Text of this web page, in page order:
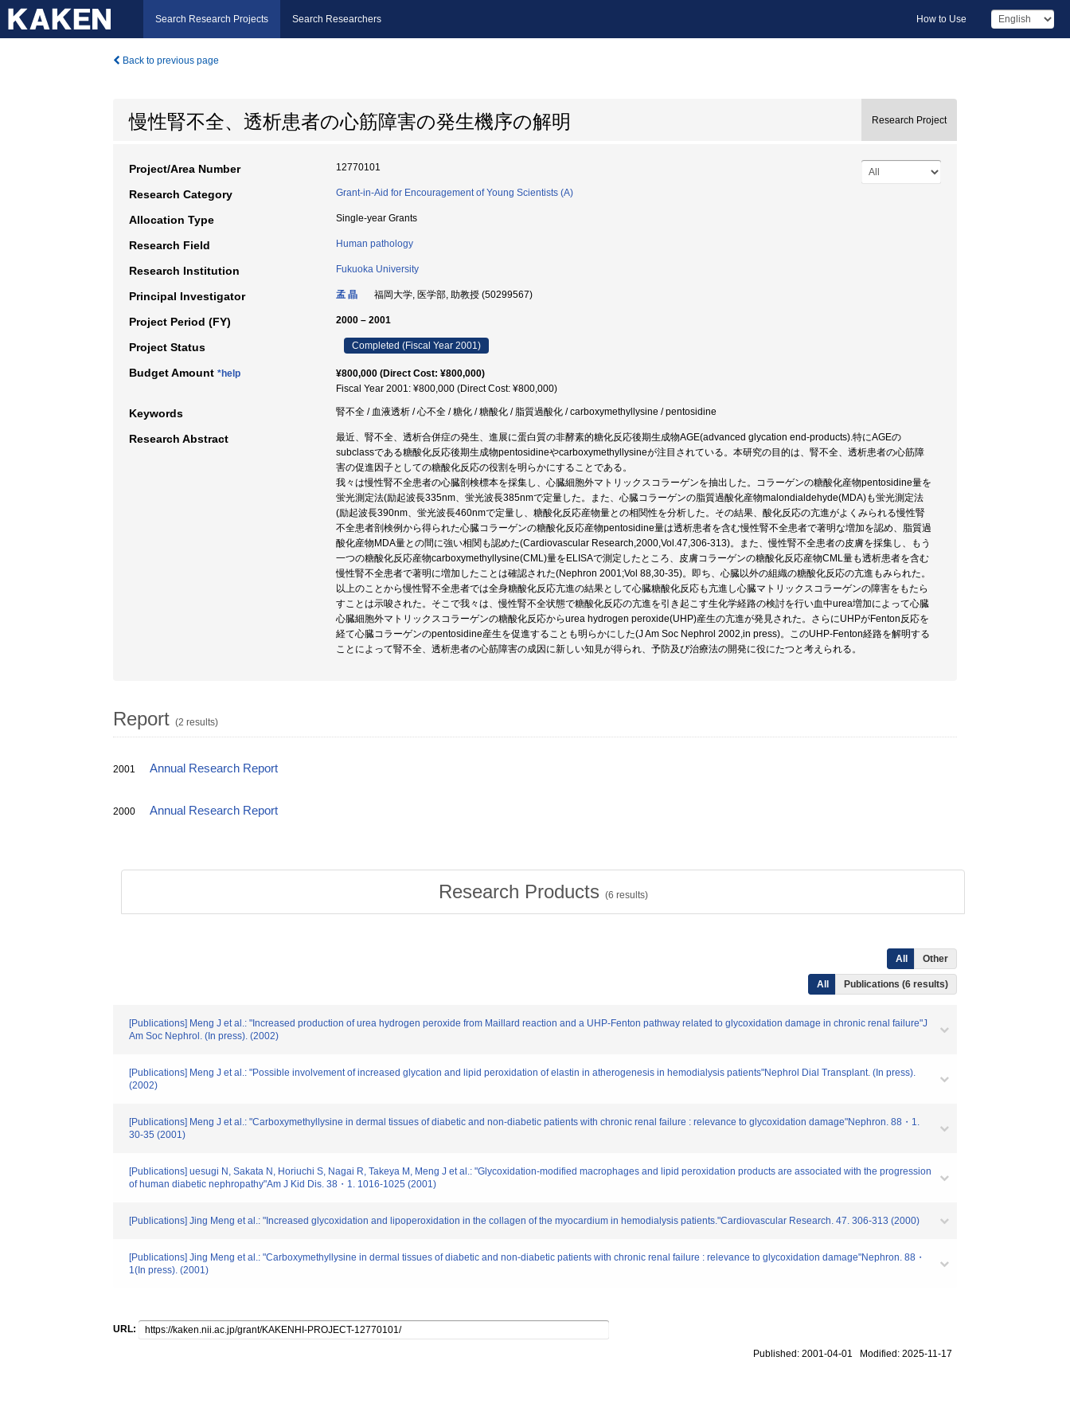
Search Research Projects Search Researchers How to Use
Back to previous page
慢性腎不全、透析患者の心筋障害の発生機序の解明 Research Project
Project/Area Number 12770101
Research Category Grant-in-Aid for Encouragement of Young Scientists (A)
Allocation Type Single-year Grants
Research Field Human pathology
Research Institution Fukuoka University
Principal Investigator 孟 晶 福岡大学, 医学部, 助教授 (50299567)
Project Period (FY) 2000 – 2001
Project Status Completed (Fiscal Year 2001)
Budget Amount *help
¥800,000 (Direct Cost: ¥800,000)
Fiscal Year 2001: ¥800,000 (Direct Cost: ¥800,000)
Keywords 腎不全 / 血液透析 / 心不全 / 糖化 / 糖酸化 / 脂質過酸化 / carboxymethyllysine / pentosidine
Research Abstract
最近、腎不全、透析合併症の発生、進展に蛋白質の非酵素的糖化反応後期生成物AGE(advanced glycation end-products).特にAGEの
subclassである糖酸化反応後期生成物pentosidineやcarboxymethyllysineが注目されている。本研究の目的は、腎不全、透析患者の心筋障
害の促進因子としての糖酸化反応の役割を明らかにすることである。
我々は慢性腎不全患者の心臓剖検標本を採集し、心臓細胞外マトリックスコラーゲンを抽出した。コラーゲンの糖酸化産物pentosidine量を
蛍光測定法(励起波長335nm、蛍光波長385nmで定量した。また、心臓コラーゲンの脂質過酸化産物malondialdehyde(MDA)も蛍光測定法
(励起波長390nm、蛍光波長460nmで定量し、糖酸化反応産物量との相関性を分析した。その結果、酸化反応の亢進がよくみられる慢性腎
不全患者剖検例から得られた心臓コラーゲンの糖酸化反応産物pentosidine量は透析患者を含む慢性腎不全患者で著明な増加を認め、脂質過
酸化産物MDA量との間に強い相関も認めた(Cardiovascular Research,2000,Vol.47,306-313)。また、慢性腎不全患者の皮膚を採集し、もう
一つの糖酸化反応産物carboxymethyllysine(CML)量をELISAで測定したところ、皮膚コラーゲンの糖酸化反応産物CML量も透析患者を含む
慢性腎不全患者で著明に増加したことは確認された(Nephron 2001;Vol 88,30-35)。即ち、心臓以外の組織の糖酸化反応の亢進もみられた。
以上のことから慢性腎不全患者では全身糖酸化反応亢進の結果として心臓糖酸化反応も亢進し心臓マトリックスコラーゲンの障害をもたら
すことは示唆された。そこで我々は、慢性腎不全状態で糖酸化反応の亢進を引き起こす生化学経路の検討を行い血中urea増加によって心臓
心臓細胞外マトリックスコラーゲンの糖酸化反応からurea hydrogen peroxide(UHP)産生の亢進が発見された。さらにUHPがFenton反応を
経て心臓コラーゲンのpentosidine産生を促進することも明らかにした(J Am Soc Nephrol 2002,in press)。このUHP-Fenton経路を解明する
ことによって腎不全、透析患者の心筋障害の成因に新しい知見が得られ、予防及び治療法の開発に役にたつと考えられる。
Report (2 results)
2001 Annual Research Report
2000 Annual Research Report
Research Products (6 results)
All Other
All Publications (6 results)
[Publications] Meng J et al.: "Increased production of urea hydrogen peroxide from Maillard reaction and a UHP-Fenton pathway related to glycoxidation damage in chronic renal failure"J
Am Soc Nephrol. (In press). (2002)
[Publications] Meng J et al.: "Possible involvement of increased glycation and lipid peroxidation of elastin in atherogenesis in hemodialysis patients"Nephrol Dial Transplant. (In press).
(2002)
[Publications] Meng J et al.: "Carboxymethyllysine in dermal tissues of diabetic and non-diabetic patients with chronic renal failure : relevance to glycoxidation damage"Nephron. 88・1.
30-35 (2001)
[Publications] uesugi N, Sakata N, Horiuchi S, Nagai R, Takeya M, Meng J et al.: "Glycoxidation-modified macrophages and lipid peroxidation products are associated with the progression
of human diabetic nephropathy"Am J Kid Dis. 38・1. 1016-1025 (2001)
[Publications] Jing Meng et al.: "Increased glycoxidation and lipoperoxidation in the collagen of the myocardium in hemodialysis patients."Cardiovascular Research. 47. 306-313 (2000)
[Publications] Jing Meng et al.: "Carboxymethyllysine in dermal tissues of diabetic and non-diabetic patients with chronic renal failure : relevance to glycoxidation damage"Nephron. 88・
1(In press). (2001)
URL:
Published: 2001-04-01 Modified: 2025-11-17